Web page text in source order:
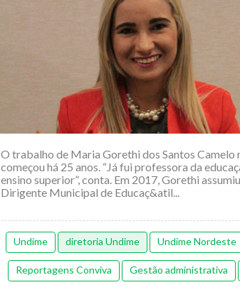
O trabalho de Maria Gorethi dos Santos Camelo
começou há 25 anos. “Já fui professora da
ensino superior”, conta. Em 2017, Gorethi
Dirigente Municipal de Educaç&atil...
Undime diretoria Undime Undime Nordeste
Reportagens Conviva Gestão administrativa